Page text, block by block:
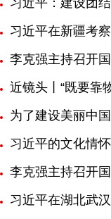
习近平：建设团
习近平在新疆考
李克强主持召开
近镜头丨“既要靠
为了建设美丽中
习近平的文化情
李克强主持召开
习近平在湖北武